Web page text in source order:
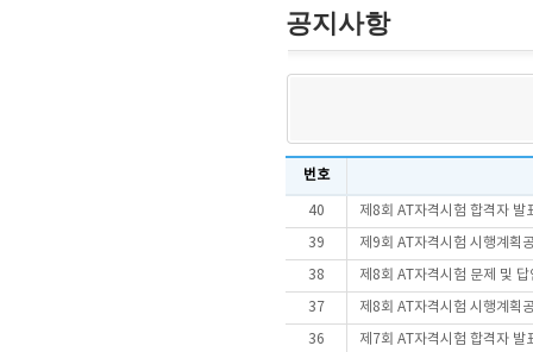
공지사항
번호
40 제8회 AT자격시험 합격자 발
39 제9회 AT자격시험 시행계획
38 제8회 AT자격시험 문제 및 답
37 제8회 AT자격시험 시행계획
36 제7회 AT자격시험 합격자 발